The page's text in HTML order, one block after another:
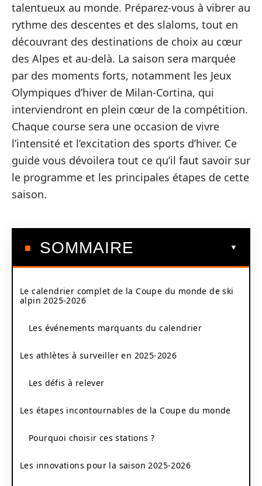
talentueux au monde. Préparez-vous à vibrer au
rythme des descentes et des slaloms, tout en
découvrant des destinations de choix au cœur
des Alpes et au-delà. La saison sera marquée
par des moments forts, notamment les Jeux
Olympiques d’hiver de Milan-Cortina, qui
interviendront en plein cœur de la compétition.
Chaque course sera une occasion de vivre
l’intensité et l’excitation des sports d’hiver. Ce
guide vous dévoilera tout ce qu’il faut savoir sur
le programme et les principales étapes de cette
saison.
SOMMAIRE
Le calendrier complet de la Coupe du monde de ski
alpin 2025-2026
Les événements marquants du calendrier
Les athlètes à surveiller en 2025-2026
Les défis à relever
Les étapes incontournables de la Coupe du monde
Pourquoi choisir ces stations ?
Les innovations pour la saison 2025-2026